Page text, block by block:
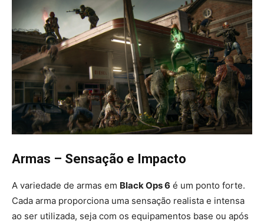
Armas – Sensação e Impacto
A variedade de armas em Black Ops 6 é um ponto forte.
Cada arma proporciona uma sensação realista e intensa
ao ser utilizada, seja com os equipamentos base ou após